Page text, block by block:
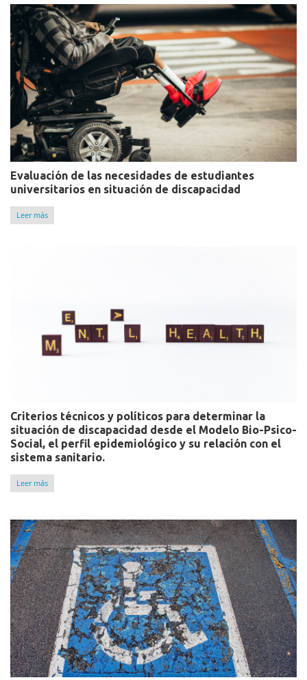
Evaluación de las necesidades de estudiantes
universitarios en situación de discapacidad
Leer más
Criterios técnicos y políticos para determinar la
situación de discapacidad desde el Modelo Bio-Psico-
Social, el perfil epidemiológico y su relación con el
sistema sanitario.
Leer más